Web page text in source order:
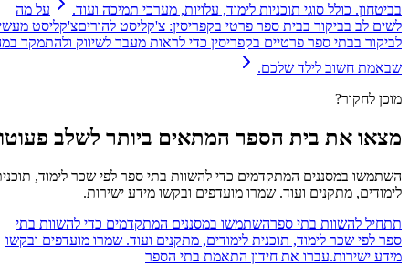
בביטחון. כולל סוגי תוכניות לימוד, עלויות, מערכי תמיכה ועוד.
על מה
לשים לב בביקור בבית ספר פרטי בקפריסין: צ'קליסט להוריםצ'קליסט מעשי
לביקור בבתי ספר פרטיים בקפריסין כדי לראות מעבר לשיווק ולהתמקד במה
שבאמת חשוב לילד שלכם.
מוכן לחקור?
מצאו את בית הספר המתאים ביותר לשלב פעוטון
השתמשו במסננים המתקדמים כדי להשוות בתי ספר לפי שכר לימוד, תוכנית
לימודים, מתקנים ועוד. שמרו מועדפים ובקשו מידע ישירות.
תתחיל להשוות בתי ספרהשתמשו במסננים המתקדמים כדי להשוות בתי
ספר לפי שכר לימוד, תוכנית לימודים, מתקנים ועוד. שמרו מועדפים ובקשו
מידע ישירות.עברו את חידון התאמת בתי הספר